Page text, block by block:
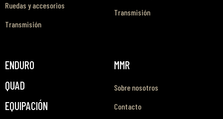
Ruedas y accesorios
Transmisión
Transmisión
ENDURO
QUAD
EQUIPACIÓN
MMR
Sobre nosotros
Contacto